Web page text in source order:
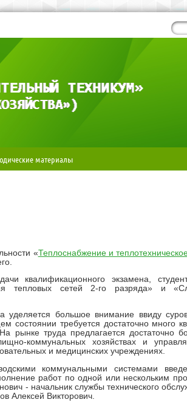
материалы
«Теплоснабжение и
квалификационного экзамена,
тепловых сетей 2-го разряда» и
большое внимание ввиду
состоянии требуется достаточно много
рынке труда предлагается достаточно
коммунальных хозяйствах и
и медицинских учреждениях.
коммунальными системами
работ по одной или нескольким
- начальник службы технического
Алексей Викторович.